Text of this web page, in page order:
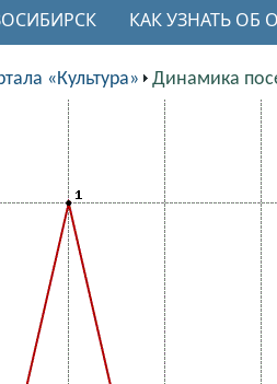
КАК УЗНАТЬ ОБ
«Культура» Динамика